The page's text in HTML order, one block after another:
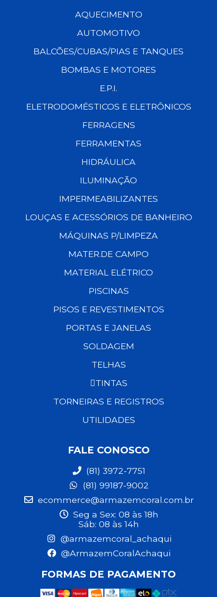
AQUECIMENTO
AUTOMOTIVO
BALCÕES/CUBAS/PIAS E TANQUES
BOMBAS E MOTORES
E.P.I.
ELETRODOMÉSTICOS E ELETRÔNICOS
FERRAGENS
FERRAMENTAS
HIDRÁULICA
ILUMINAÇÃO
IMPERMEABILIZANTES
LOUÇAS E ACESSÓRIOS DE BANHEIRO
MÁQUINAS P/LIMPEZA
MATER.DE CAMPO
MATERIAL ELÉTRICO
PISCINAS
PISOS E REVESTIMENTOS
PORTAS E JANELAS
SOLDAGEM
TELHAS
TINTAS
TORNEIRAS E REGISTROS
UTILIDADES
FALE CONOSCO
(81) 3972-7751
(81) 99187-9002
ecommerce@armazemcoral.com.br
Seg a Sex: 08 às 18h
Sáb: 08 às 14h
@armazemcoral_achaqui
@ArmazemCoralAchaqui
FORMAS DE PAGAMENTO